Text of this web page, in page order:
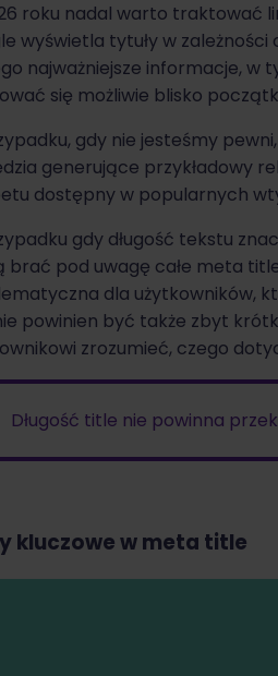
roku nadal warto traktować
wyświetla tytuły w
najważniejsze informacje, w
się możliwie blisko
gdy nie jesteśmy
generujące przykładowy
dostępny w popularnych
gdy długość tekstu
brać pod uwagę całe meta
dla użytkowników,
powinien być także zbyt
zrozumieć, czego
Długość title nie powinna
kluczowe w meta title